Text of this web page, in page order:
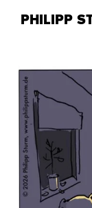
InhaltPHILIPP